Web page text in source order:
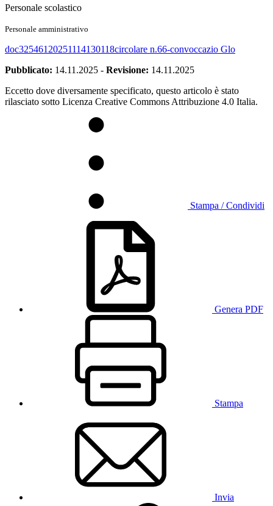
Personale scolastico
Personale amministrativo
doc32546120251114130118circolare n.66-convoccazio Glo
Pubblicato: 14.11.2025 - Revisione: 14.11.2025
Eccetto dove diversamente specificato, questo articolo è stato
rilasciato sotto Licenza Creative Commons Attribuzione 4.0 Italia.
Stampa / Condividi
Genera PDF
Stampa
Invia